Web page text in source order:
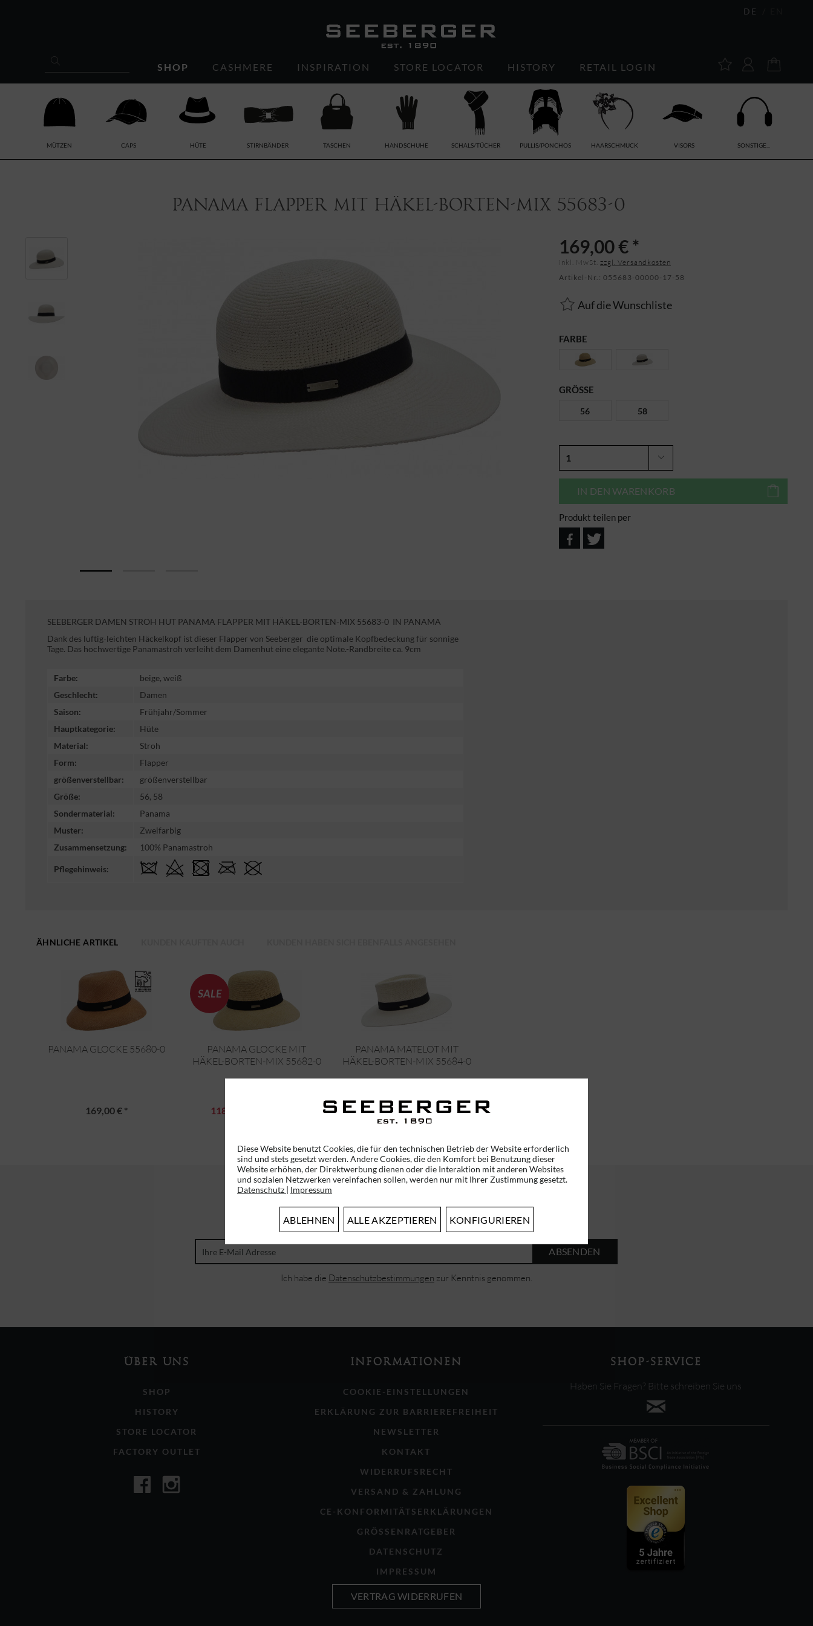
DE
SHOP CASHMERE INSPIRATION STORE LOCATOR HISTORY RETAIL LOGIN
MÜTZEN CAPS HÜTE STIRNBÄNDER TASCHEN HANDSCHUHE SCHALS/TÜCHER PULLIS/PONCHOS HAARSCHMUCK VISORS SONSTIGE...
Panama Flapper mit Häkel-Borten-Mix 55683-0
169,00 € *
inkl. MwSt. zzgl. Versandkosten
Artikel-Nr.: 055683-00000-17-58
Auf die Wunschliste
FARBE
GRÖSSE
56 58
IN DEN WARENKORB
Produkt teilen per
SEEBERGER DAMEN STROH HUT PANAMA FLAPPER MIT HÄKEL-BORTEN-MIX 55683-0 IN PANAMA
Dank des luftig-leichten Häckelkopf ist dieser Flapper von Seeberger die optimale Kopfbedeckung für sonnige
Tage. Das hochwertige Panamastroh verleiht dem Damenhut eine elegante Note.-Randbreite ca. 9cm
Farbe:
beige, weiß
Geschlecht:
Damen
Saison:
Frühjahr/Sommer
Hauptkategorie:
Hüte
Material:
Stroh
Form:
Flapper
größenverstellbar:
größenverstellbar
Größe:
56, 58
Sondermaterial:
Panama
Muster:
Zweifarbig
Zusammensetzung:
100% Panamastroh
Pflegehinweis:
ÄHNLICHE ARTIKEL
PANAMA GLOCKE 55680-0
169,00 € *
SALE
PANAMA GLOCKE MIT
HÄKEL-BORTEN-MIX 55682-0
118,28 € *
PANAMA MATELOT MIT
HÄKEL-BORTEN-MIX 55684-0
169,00 € *
ABONNIEREN SIE UNSEREN NEWSLETTER!
ERHALTEN SIE EINMALIG EINEN 5 EURO GUTSCHEIN
ABSENDEN
Ich habe die Datenschutzbestimmungen zur Kenntnis genommen.
ÜBER UNS
SHOP
HISTORY
STORE LOCATOR
FACTORY OUTLET
INFORMATIONEN
COOKIE-EINSTELLUNGEN
ERKLÄRUNG ZUR BARRIEREFREIHEIT
NEWSLETTER
KONTAKT
WIDERRUFSRECHT
VERSAND & ZAHLUNG
CE-KONFORMITÄTSERKLÄRUNGEN
GRÖSSENRATGEBER
DATENSCHUTZ
IMPRESSUM
VERTRAG WIDERRUFEN
SHOP-SERVICE
Haben Sie Fragen? Bitte schreiben Sie uns
Diese Website benutzt Cookies, die für den technischen Betrieb der Website erforderlich
sind und stets gesetzt werden. Andere Cookies, die den Komfort bei Benutzung dieser
Website erhöhen, der Direktwerbung dienen oder die Interaktion mit anderen Websites
und sozialen Netzwerken vereinfachen sollen, werden nur mit Ihrer Zustimmung gesetzt.
Datenschutz | Impressum
ABLEHNEN ALLE AKZEPTIEREN KONFIGURIEREN